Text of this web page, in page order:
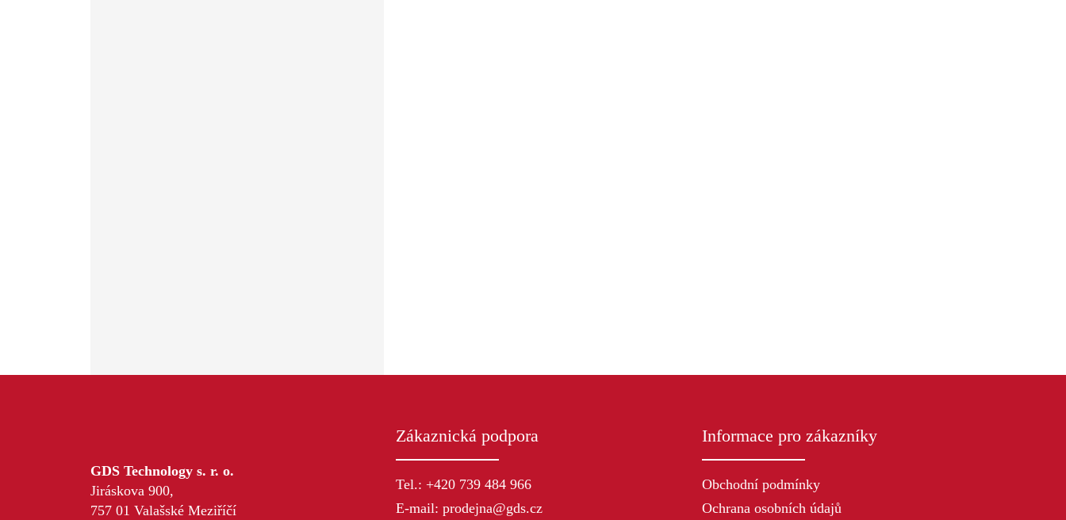
GDS Technology s. r. o.
Jiráskova 900,
757 01 Valašské Meziříčí
Zákaznická podpora
Tel.: +420 739 484 966
E-mail: prodejna@gds.cz
Informace pro zákazníky
Obchodní podmínky
Ochrana osobních údajů